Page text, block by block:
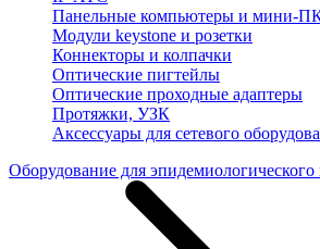
Панельные компьютеры и мини-
Модули keystone и розетки
Коннекторы и колпачки
Оптические пигтейлы
Оптические проходные адаптеры
Протяжки, УЗК
Аксессуары для сетевого
Оборудование для эпидемиологического